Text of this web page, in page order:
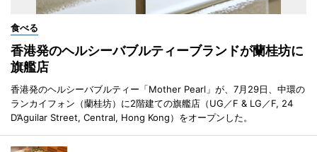
食べる
香港発のヘルシーバブルティーブランドが蘭桂坊に
旗艦店
香港発のヘルシーバブルティー「Mother Pearl」が、7月29日、中環の
ランカイフォン（蘭桂坊）に2階建ての旗艦店（UG／F & LG／F, 24
D’Aguilar Street, Central, Hong Kong）をオープンした。